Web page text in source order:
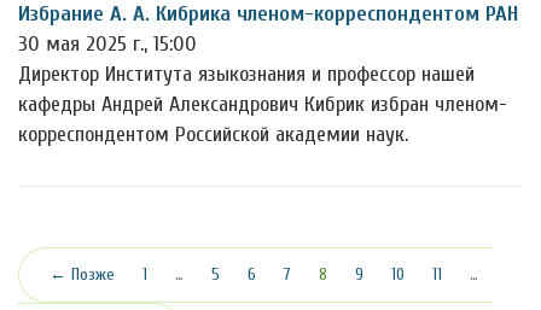
Избрание А. А. Кибрика членом-корреспондентом РАН
30 мая 2025 г., 15:00
Директор Института языкознания и профессор нашей
кафедры Андрей Александрович Кибрик избран членом-
корреспондентом Российской академии наук.
← Позже 1 … 5 6 7 8 (текущая)
9 10 11 …